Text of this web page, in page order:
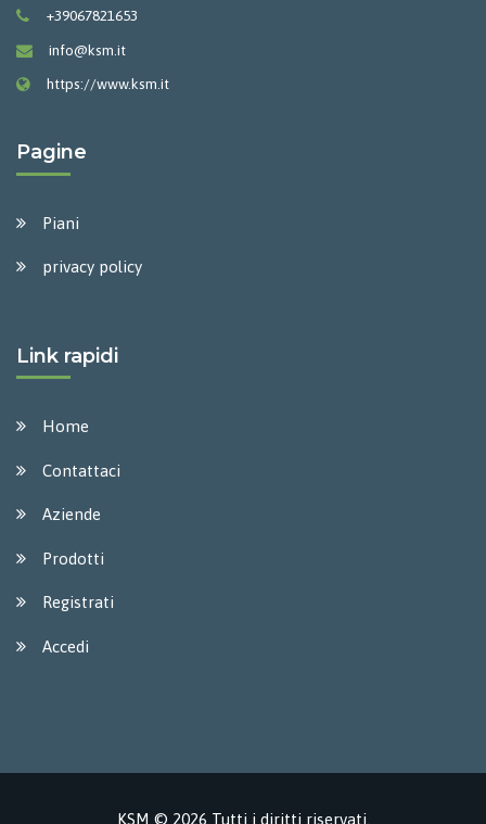
+39067821653
info@ksm.it
https://www.ksm.it
Pagine
Piani
privacy policy
Link rapidi
Home
Contattaci
Aziende
Prodotti
Registrati
Accedi
KSM © 2026 Tutti i diritti riservati.